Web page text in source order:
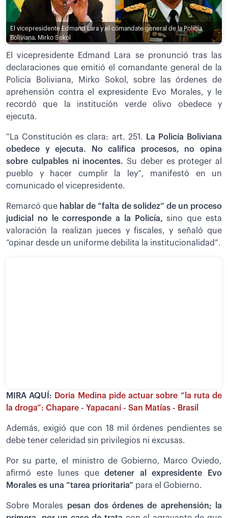
El vicepresidente Edmand Lara y el comandate general de la Policía
Boliviana, Mirko Sokol
El vicepresidente Edmand Lara se pronunció tras las
declaraciones que emitió el comandante general de la
Policía Boliviana, Mirko Sokol, sobre las órdenes de
aprehensión contra el expresidente Evo Morales, y le
recordó que la institución verde olivo obedece y
ejecuta.
“La Constitución es clara: art. 251.
La Policía Boliviana
obedece y ejecuta. No califica procesos, no opina
sobre culpables ni inocentes. Su deber es proteger al
pueblo y hacer cumplir la ley”, manifestó en un
comunicado el vicepresidente.
Remarcó que hablar de “falta de solidez” de un proceso
judicial no le corresponde a la Policía,sino que esta
valoración la realizan jueces y fiscales, y señaló que
“opinar desde un uniforme debilita la institucionalidad”.
MIRA AQUÍ: Doria Medina pide actuar sobre “la ruta de
la droga”: Chapare - Yapacaní - San Matías - Brasil
Además, exigió que con 18 mil órdenes pendientes se
debe tener celeridad sin privilegios ni excusas.
Por su parte, el ministro de Gobierno, Marco Oviedo,
afirmó este lunes quedetener al expresidente Evo
Morales es una “tarea prioritaria” para el Gobierno.
Sobre Morales pesan dos órdenes de aprehensión; la